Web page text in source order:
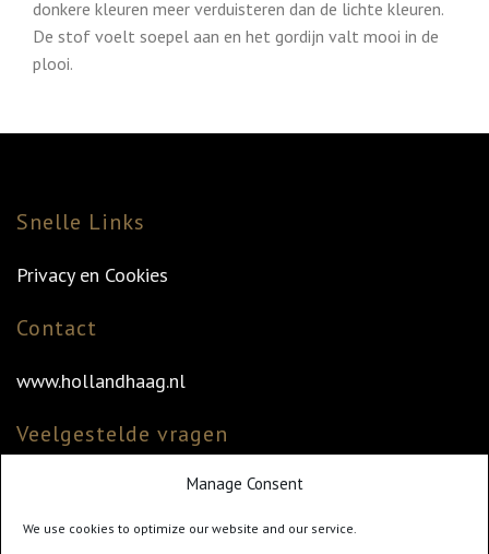
Manage Consent
We use cookies to optimize our website and our service.
donkere kleuren meer verduisteren dan de lichte kleuren.
De stof voelt soepel aan en het gordijn valt mooi in de
plooi.
Snelle Links
Privacy en Cookies
Contact
www.hollandhaag.nl
Veelgestelde vragen
Veelgestelde vragen